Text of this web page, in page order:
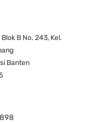
B No. 243, Kel.
Banten